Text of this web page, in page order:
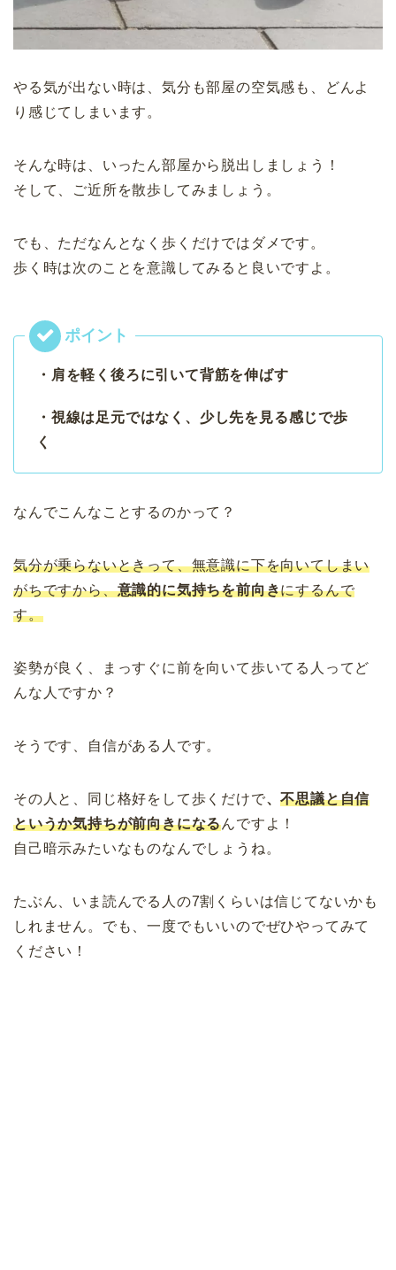
やる気が出ない時は、気分も部屋の空気感も、どんよ
り感じてしまいます。
そんな時は、いったん部屋から脱出しましょう！
そして、ご近所を散歩してみましょう。
でも、ただなんとなく歩くだけではダメです。
歩く時は次のことを意識してみると良いですよ。
・肩を軽く後ろに引いて背筋を伸ばす
・視線は足元ではなく、少し先を見る感じで歩
く
なんでこんなことするのかって？
気分が乗らないときって、無意識に下を向いてしまい
がちですから、意識的に気持ちを前向きにするんで
す。
姿勢が良く、まっすぐに前を向いて歩いてる人ってど
んな人ですか？
そうです、自信がある人です。
その人と、同じ格好をして歩くだけで、不思議と自信
というか気持ちが前向きになるんですよ！
自己暗示みたいなものなんでしょうね。
たぶん、いま読んでる人の7割くらいは信じてないかも
しれません。でも、一度でもいいのでぜひやってみて
ください！